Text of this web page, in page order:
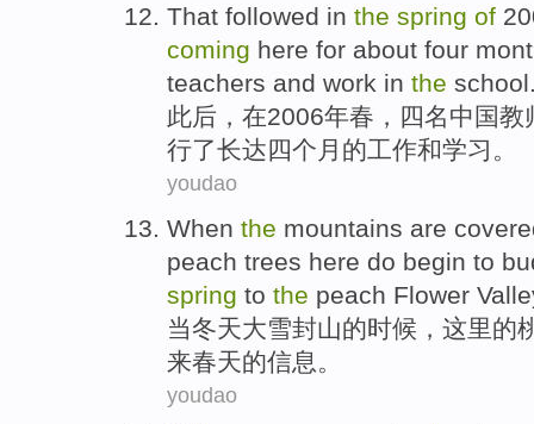
That followed in the spring of
coming here for about four
teachers and work in the school
此后 ， 在2006年春 ， 四名中国教
行了长达四个月 的工作和学习 。
youdao
When the mountains are
peach trees here do begin to
spring to the peach Flower
当冬天大雪封山的时候， 这里的
来春天的信息。
youdao